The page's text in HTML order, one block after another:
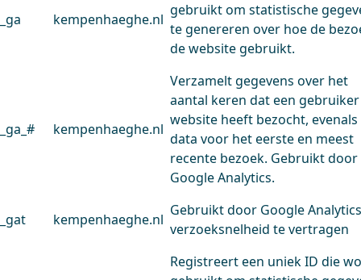
_ga kempenhaeghe.nl
gebruikt om statistische
te genereren over hoe de
de website gebruikt.
_ga_# kempenhaeghe.nl
Verzamelt gegevens over het
aantal keren dat een
website heeft bezocht, evenals
data voor het eerste en meest
recente bezoek. Gebruikt door
Google Analytics.
_gat kempenhaeghe.nl
Gebruikt door Google
verzoeksnelheid te vertragen
Registreert een uniek ID die